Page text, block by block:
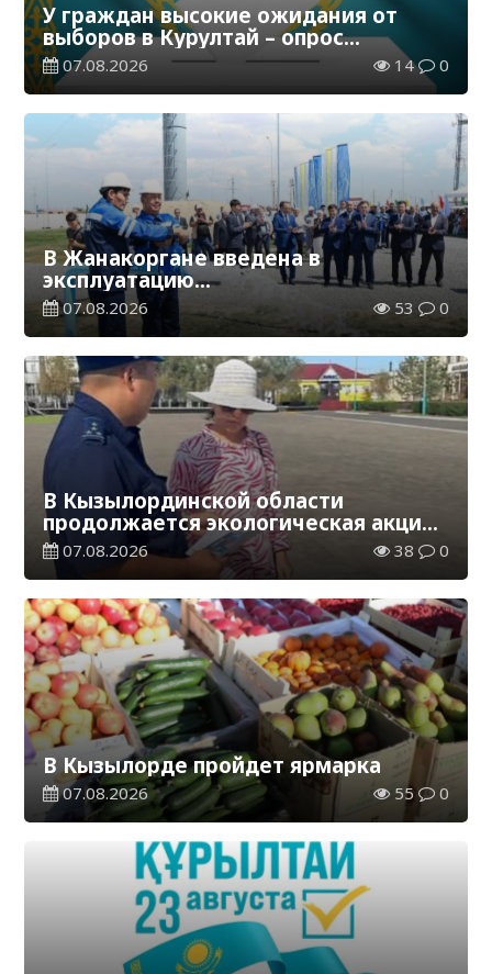
У граждан высокие ожидания от
выборов в Курултай – опрос
общественного мнения
07.08.2026 14 0
В Жанакоргане введена в
эксплуатацию
водораспределительная станция
07.08.2026 53 0
В Кызылординской области
продолжается экологическая акция
«Таза Қазақстан»
07.08.2026 38 0
В Кызылорде пройдет ярмарка
07.08.2026 55 0